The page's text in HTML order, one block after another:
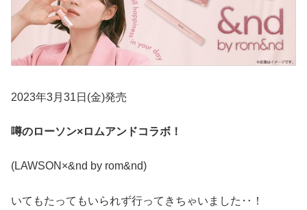
2023年3月31日(金)発売
噂のローソン×ロムアンドコラボ！
(LAWSON×&nd by rom&nd)
いてもたってもいられず行ってきちゃいました‥！